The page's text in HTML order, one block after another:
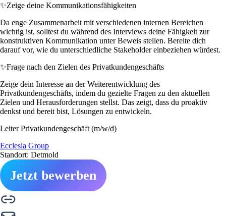
✨Zeige deine Kommunikationsfähigkeiten
Da enge Zusammenarbeit mit verschiedenen internen Bereichen
wichtig ist, solltest du während des Interviews deine Fähigkeit zur
konstruktiven Kommunikation unter Beweis stellen. Bereite dich
darauf vor, wie du unterschiedliche Stakeholder einbeziehen würdest.
✨Frage nach den Zielen des Privatkundengeschäfts
Zeige dein Interesse an der Weiterentwicklung des
Privatkundengeschäfts, indem du gezielte Fragen zu den aktuellen
Zielen und Herausforderungen stellst. Das zeigt, dass du proaktiv
denkst und bereit bist, Lösungen zu entwickeln.
Leiter Privatkundengeschäft (m/w/d)
Ecclesia Group
Standort: Detmold
Jetzt bewerben